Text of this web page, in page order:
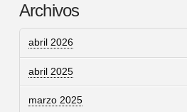
Archivos
abril 2026
abril 2025
marzo 2025